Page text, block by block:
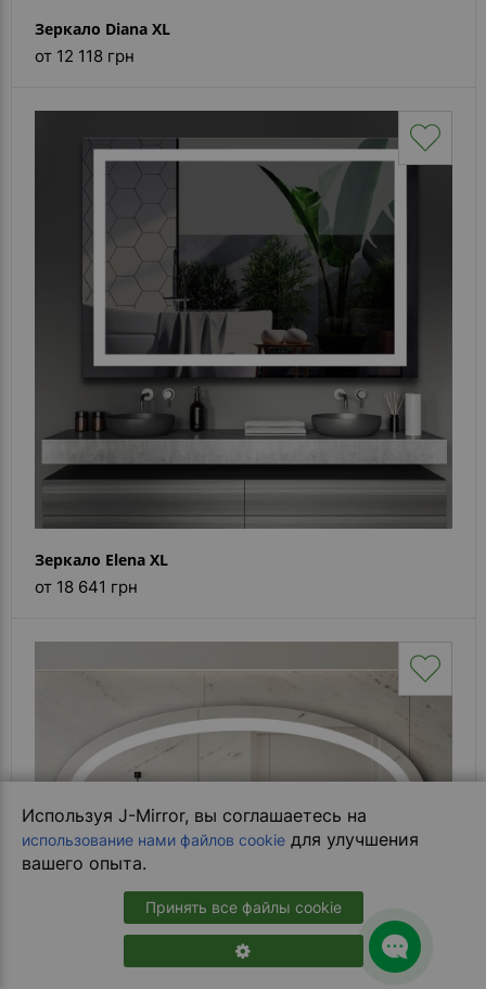
Используя J-Mirror, вы соглашаетесь на
использование нами файлов cookie для улучшения
вашего опыта.
Принять все файлы cookie
Зеркало Diana XL
от 12 118 грн
Зеркало Elena XL
от 18 641 грн